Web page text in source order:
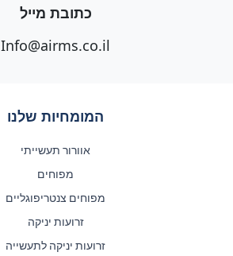
כתובת מייל
Info@airms.co.il
המומחיות שלנו
אוורור תעשייתי
מפוחים
מפוחים צנטריפוגליים
זרועות יניקה
זרועות יניקה לתעשייה